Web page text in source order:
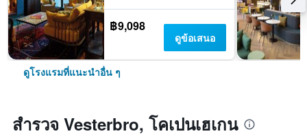
฿9,098
ดูข้อเสนอ
ดูโรงแรมที่แนะนำอื่น ๆ
สำรวจ Vesterbro, โคเปนเฮเกน